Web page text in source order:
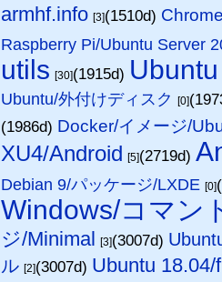
armhf.info [3](1510d)
Raspberry Pi/Ubuntu Server
utils [30](1915d)
Ubuntu/外付けディスク [0]
(1986d) Docker/イメージ/
XU4/Android [5](2719d)
Debian 9/パッケージ/LXDE [0]
Windows/コマン
ジ/Minimal [3](3007d)
ル [2](3007d) Ubuntu